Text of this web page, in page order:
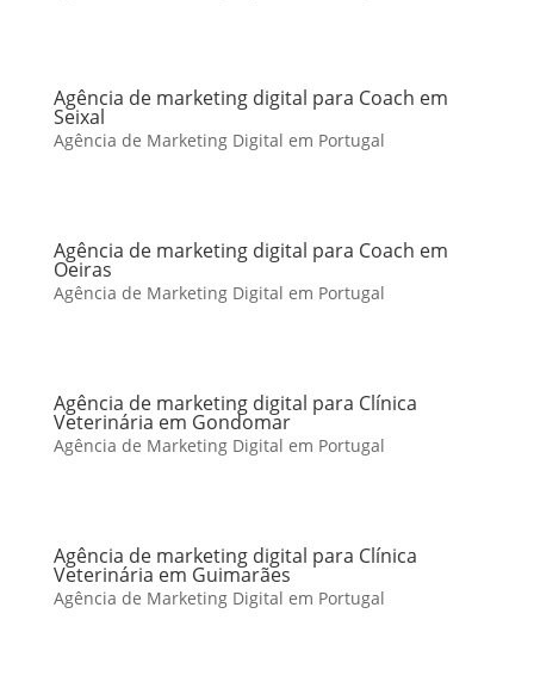
Agência de marketing digital para Coach em
Seixal
Agência de Marketing Digital em Portugal
Agência de marketing digital para Coach em
Oeiras
Agência de Marketing Digital em Portugal
Agência de marketing digital para Clínica
Veterinária em Gondomar
Agência de Marketing Digital em Portugal
Agência de marketing digital para Clínica
Veterinária em Guimarães
Agência de Marketing Digital em Portugal